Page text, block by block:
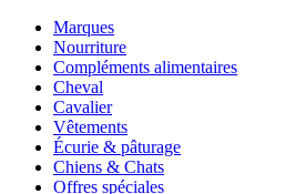
Marques
Nourriture
Compléments alimentaires
Cheval
Cavalier
Vêtements
Écurie & pâturage
Chiens & Chats
Offres spéciales